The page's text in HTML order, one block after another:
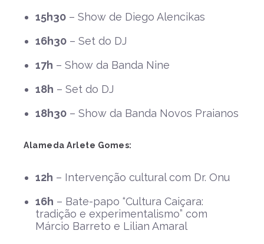
15h30 – Show de Diego Alencikas
16h30 – Set do DJ
17h – Show da Banda Nine
18h – Set do DJ
18h30 – Show da Banda Novos Praianos
Alameda Arlete Gomes:
12h – Intervenção cultural com Dr. Onu
16h – Bate-papo “Cultura Caiçara:
tradição e experimentalismo” com
Márcio Barreto e Lilian Amaral